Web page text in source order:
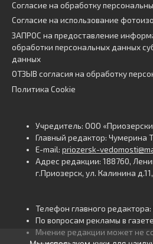
Согласие на обработку
Согласие на использование
ЗАПРОС на предоставление
обработки персональных данных
данных
ОТЗЫВ согласия на обработку
Политика Cookie
Учредитель: ООО
Главный редактор: Чумерина
E-mail: priozersk-
Адрес редакции: 188760,
г.Приозерск, ул. Калинина
Телефон главного
По вопросам рекламы в
Мнение редакции может не